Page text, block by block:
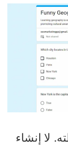
إنشاء